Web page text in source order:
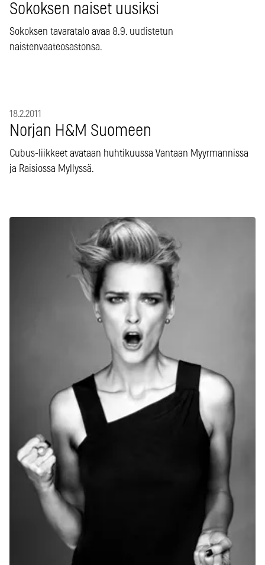
Sokoksen naiset uusiksi
Sokoksen tavaratalo avaa 8.9. uudistetun
naistenvaateosastonsa.
18.2.2011
Norjan H&M Suomeen
Cubus-liikkeet avataan huhtikuussa Vantaan Myyrmannissa
ja Raisiossa Myllyssä.